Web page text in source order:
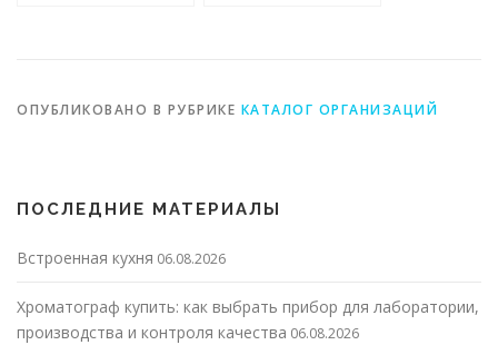
ОПУБЛИКОВАНО В РУБРИКЕ КАТАЛОГ ОРГАНИЗАЦИЙ
ПОСЛЕДНИЕ МАТЕРИАЛЫ
Встроенная кухня 06.08.2026
Хроматограф купить: как выбрать прибор для лаборатории,
производства и контроля качества 06.08.2026